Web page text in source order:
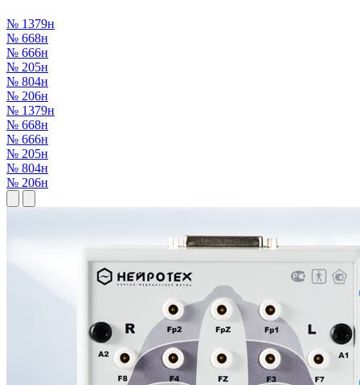
№ 1379н
№ 668н
№ 666н
№ 205н
№ 804н
№ 206н
№ 1379н
№ 668н
№ 666н
№ 205н
№ 804н
№ 206н